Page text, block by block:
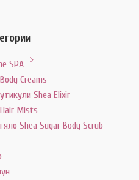
SPA
Creams
Shea Elixir
Mists
Shea Sugar Body Scrub